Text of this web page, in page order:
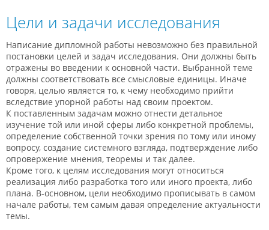
Цели и задачи исследования
Написание дипломной работы невозможно без правильной
постановки целей и задач исследования. Они должны быть
отражены во введении к основной части. Выбранной теме
должны соответствовать все смысловые единицы. Иначе
говоря, целью является то, к чему необходимо прийти
вследствие упорной работы над своим проектом.
К поставленным задачам можно отнести детальное
изучение той или иной сферы либо конкретной проблемы,
определение собственной точки зрения по тому или иному
вопросу, создание системного взгляда, подтверждение либо
опровержение мнения, теоремы и так далее.
Кроме того, к целям исследования могут относиться
реализация либо разработка того или иного проекта, либо
плана. В-основном, цели необходимо прописывать в самом
начале работы, тем самым давая определение актуальности
темы.